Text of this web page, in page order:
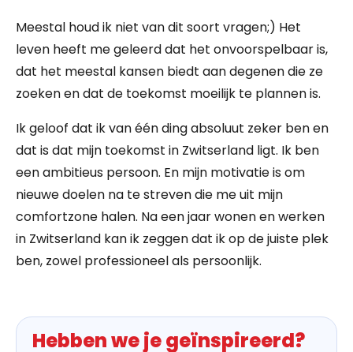
Meestal houd ik niet van dit soort vragen;) Het
leven heeft me geleerd dat het onvoorspelbaar is,
dat het meestal kansen biedt aan degenen die ze
zoeken en dat de toekomst moeilijk te plannen is.
Ik geloof dat ik van één ding absoluut zeker ben en
dat is dat mijn toekomst in Zwitserland ligt. Ik ben
een ambitieus persoon. En mijn motivatie is om
nieuwe doelen na te streven die me uit mijn
comfortzone halen. Na een jaar wonen en werken
in Zwitserland kan ik zeggen dat ik op de juiste plek
ben, zowel professioneel als persoonlijk.
Hebben we je geïnspireerd?